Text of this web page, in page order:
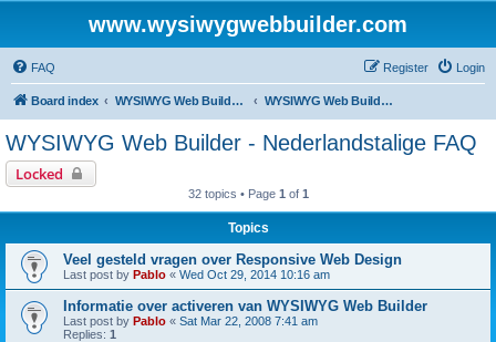
www.wysiwygwebbuilder.com
FAQ Login
Register
Board index WYSIWYG Web Builder - Dutch Support WYSIWYG Web Builder - Nederlandstalige FAQ
WYSIWYG Web Builder - Nederlandstalige FAQ
Locked
32 topics • Page 1 of 1
Topics
Veel gesteld vragen over Responsive Web Design
Last post by Pablo « Wed Oct 29, 2014 10:16 am
Informatie over activeren van WYSIWYG Web Builder
Last post by Pablo « Sat Mar 22, 2008 7:41 am
Replies: 1